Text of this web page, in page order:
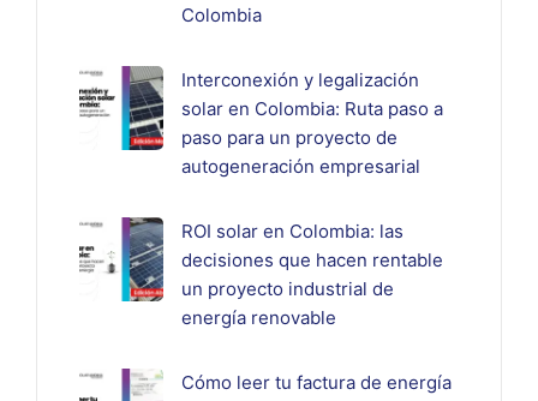
Colombia
Interconexión y legalización
solar en Colombia: Ruta paso a
paso para un proyecto de
autogeneración empresarial
ROI solar en Colombia: las
decisiones que hacen rentable
un proyecto industrial de
energía renovable
Cómo leer tu factura de energía